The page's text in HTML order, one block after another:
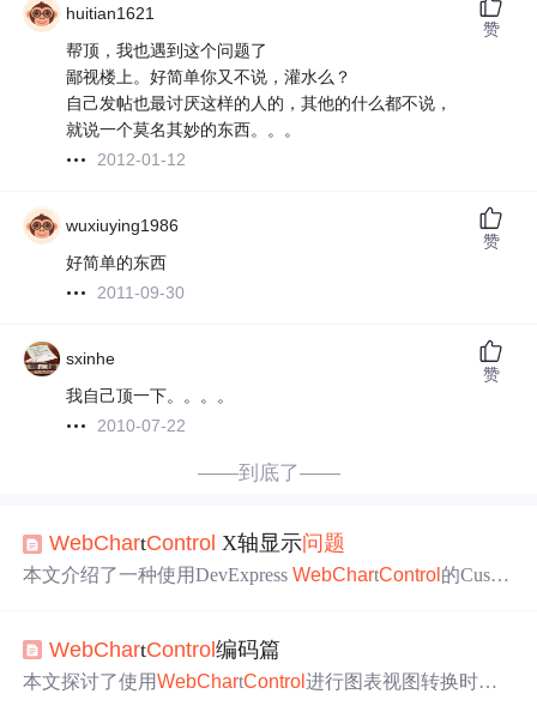
huitian1621
帮顶，我也遇到这个问题了
鄙视楼上。好简单你又不说，灌水么？
自己发帖也最讨厌这样的人的，其他的什么都不说，
就说一个莫名其妙的东西。。。
2012-01-12
赞
wuxiuying1986
好简单的东西
2011-09-30
赞
sxinhe
我自己顶一下。。。。
2010-07-22
赞
——到底了——
WebChartControl X轴显示问题
本文介绍了一种使用DevExpressWebChartControl 的Custo
WebChartControl编码篇
本文探讨了使用WebChartControl进行图表视图转换时遇